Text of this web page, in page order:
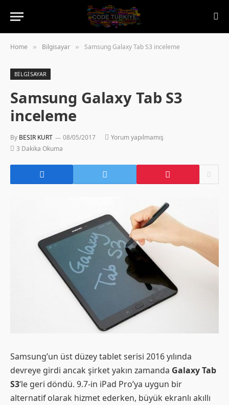
Home » Bilgisayar » Samsung Galaxy Tab S3 inceleme
BILGISAYAR
Samsung Galaxy Tab S3
inceleme
By BESIR KURT 08/05/2017
Yorum yapılmamış
3 Dakika Okuma
Samsung’un üst düzey tablet serisi 2016 yılında
devreye girdi ancak şirket yakın zamanda Galaxy Tab
S3‘le geri döndü. 9.7-in iPad Pro’ya uygun bir
alternatif olarak hizmet ederken, büyük ekranlı akıllı